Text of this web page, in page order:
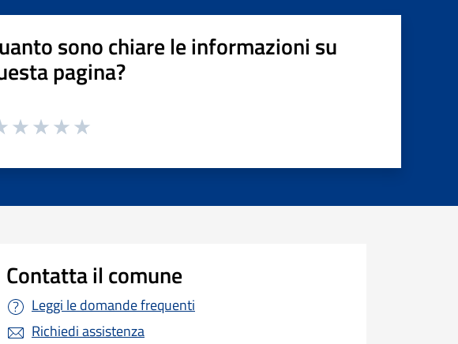
sono chiare le informazioni su
pagina?
Contatta il comune
Leggi le domande frequenti
Richiedi assistenza